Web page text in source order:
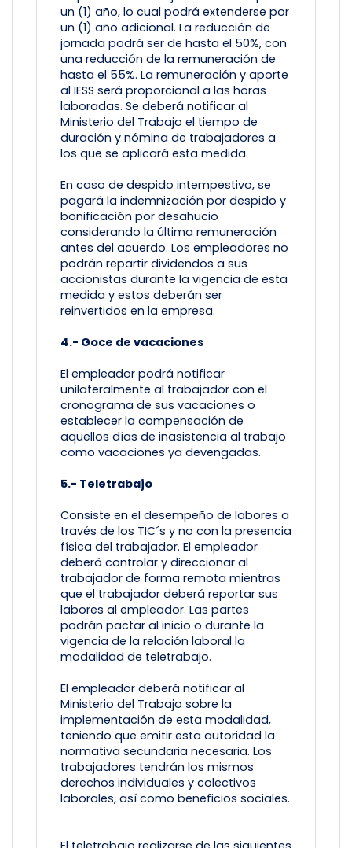
un (1) año, lo cual podrá extenderse por
un (1) año adicional. La reducción de
jornada podrá ser de hasta el 50%, con
una reducción de la remuneración de
hasta el 55%. La remuneración y aporte
al IESS será proporcional a las horas
laboradas. Se deberá notificar al
Ministerio del Trabajo el tiempo de
duración y nómina de trabajadores a
los que se aplicará esta medida.
En caso de despido intempestivo, se
pagará la indemnización por despido y
bonificación por desahucio
considerando la última remuneración
antes del acuerdo. Los empleadores no
podrán repartir dividendos a sus
accionistas durante la vigencia de esta
medida y estos deberán ser
reinvertidos en la empresa.
4.- Goce de vacaciones
El empleador podrá notificar
unilateralmente al trabajador con el
cronograma de sus vacaciones o
establecer la compensación de
aquellos días de inasistencia al trabajo
como vacaciones ya devengadas.
5.- Teletrabajo
Consiste en el desempeño de labores a
través de los TIC´s y no con la presencia
física del trabajador. El empleador
deberá controlar y direccionar al
trabajador de forma remota mientras
que el trabajador deberá reportar sus
labores al empleador. Las partes
podrán pactar al inicio o durante la
vigencia de la relación laboral la
modalidad de teletrabajo.
El empleador deberá notificar al
Ministerio del Trabajo sobre la
implementación de esta modalidad,
teniendo que emitir esta autoridad la
normativa secundaria necesaria. Los
trabajadores tendrán los mismos
derechos individuales y colectivos
laborales, así como beneficios sociales.